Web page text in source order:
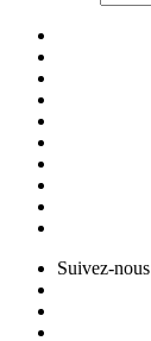
Suivez-